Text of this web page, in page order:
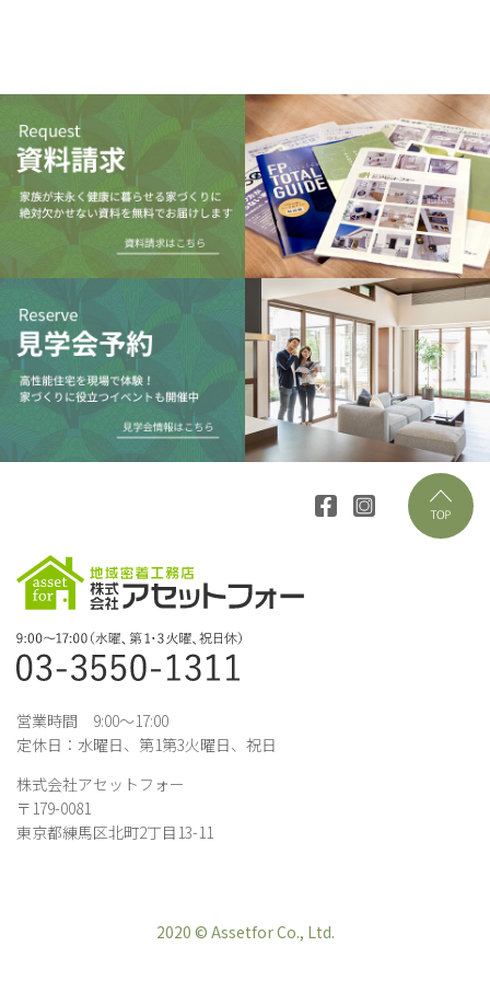
営業時間 9:00～17:00
定休日：水曜日、第1第3火曜日、祝日
株式会社アセットフォー
〒179-0081
東京都練馬区北町2丁目13-11
2020 © Assetfor Co., Ltd.